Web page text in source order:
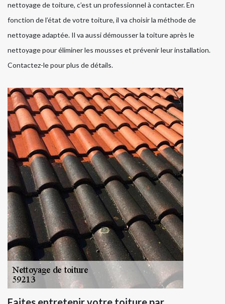
nettoyage de toiture, c’est un professionnel à contacter. En
fonction de l’état de votre toiture, il va choisir la méthode de
nettoyage adaptée. Il va aussi démousser la toiture après le
nettoyage pour éliminer les mousses et prévenir leur installation.
Contactez-le pour plus de détails.